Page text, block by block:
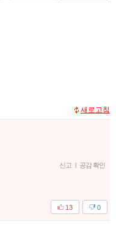
새로고침
신고 공감 확인
0
13